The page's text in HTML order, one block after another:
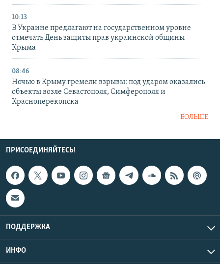
10:13
В Украине предлагают на государственном уровне
отмечать День защиты прав украинской общины
Крыма
08:46
Ночью в Крыму гремели взрывы: под ударом оказались
объекты возле Севастополя, Симферополя и
Красноперекопска
БОЛЬШЕ
ПРИСОЕДИНЯЙТЕСЬ!
ПОДДЕРЖКА
ИНФО